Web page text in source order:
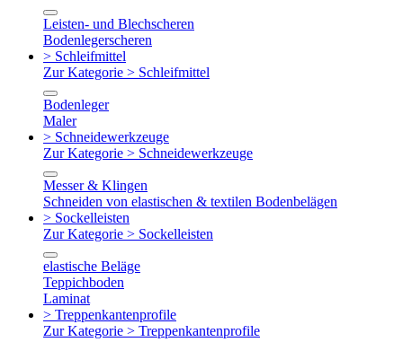
Leisten- und Blechscheren
Bodenlegerscheren
> Schleifmittel
Zur Kategorie > Schleifmittel
Bodenleger
Maler
> Schneidewerkzeuge
Zur Kategorie > Schneidewerkzeuge
Messer & Klingen
Schneiden von elastischen & textilen Bodenbelägen
> Sockelleisten
Zur Kategorie > Sockelleisten
elastische Beläge
Teppichboden
Laminat
> Treppenkantenprofile
Zur Kategorie > Treppenkantenprofile